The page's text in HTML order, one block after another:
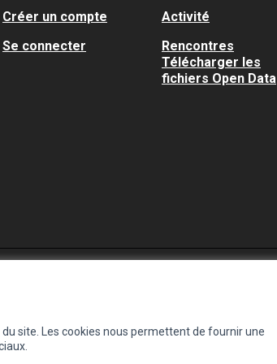
site. Les cookies nous permettent de fournir une
Créer un compte
Se connecter
Activité
Rencontres
Télécharger les
fichiers Open Data